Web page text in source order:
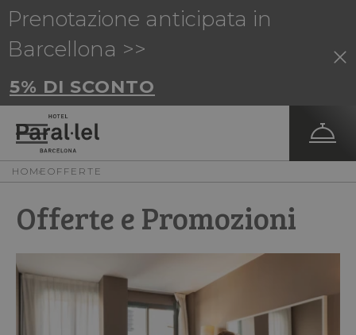
Prenotazione anticipata in
Barcellona >>
5% DI SCONTO
HOME OFFERTE
Offerte e Promozioni